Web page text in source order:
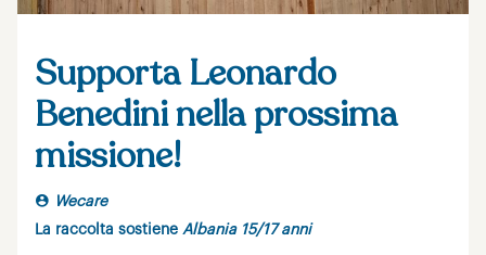
Supporta Leonardo
Benedini nella prossima
missione!
Wecare
La raccolta sostiene Albania 15/17 anni